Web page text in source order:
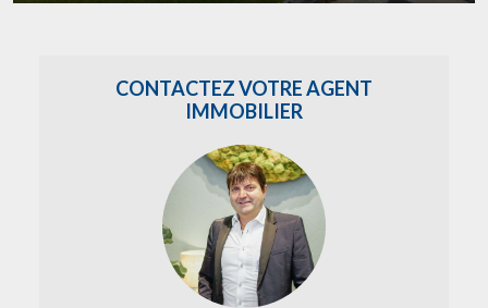
CONTACTEZ VOTRE AGENT
IMMOBILIER